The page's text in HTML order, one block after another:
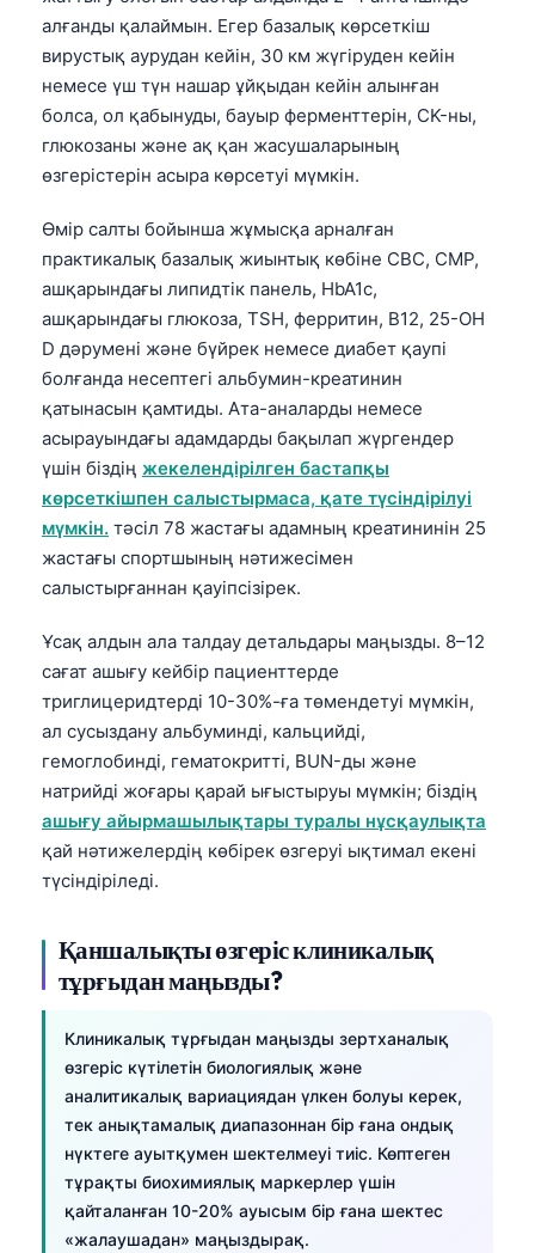
алғанды қалаймын. Егер базалық көрсеткіш
вирустық аурудан кейін, 30 км жүгіруден кейін
немесе үш түн нашар ұйқыдан кейін алынған
болса, ол қабынуды, бауыр ферменттерін, CK-ны,
глюкозаны және ақ қан жасушаларының
өзгерістерін асыра көрсетуі мүмкін.
Өмір салты бойынша жұмысқа арналған
практикалық базалық жиынтық көбіне CBC, CMP,
ашқарындағы липидтік панель, HbA1c,
ашқарындағы глюкоза, TSH, ферритин, B12, 25-OH
D дәрумені және бүйрек немесе диабет қаупі
болғанда несептегі альбумин-креатинин
қатынасын қамтиды. Ата-аналарды немесе
асырауындағы адамдарды бақылап жүргендер
үшін біздің жекелендірілген бастапқы
көрсеткішпен салыстырмаса, қате түсіндірілуі
мүмкін. тәсіл 78 жастағы адамның креатининін 25
жастағы спортшының нәтижесімен
салыстырғаннан қауіпсізірек.
Ұсақ алдын ала талдау детальдары маңызды. 8–12
сағат ашығу кейбір пациенттерде
триглицеридтерді 10-30%-ға төмендетуі мүмкін,
ал сусыздану альбуминді, кальцийді,
гемоглобинді, гематокритті, BUN-ды және
натрийді жоғары қарай ығыстыруы мүмкін; біздің
ашығу айырмашылықтары туралы нұсқаулықта
қай нәтижелердің көбірек өзгеруі ықтимал екені
түсіндіріледі.
Қаншалықты өзгеріс клиникалық
тұрғыдан маңызды?
Клиникалық тұрғыдан маңызды зертханалық
өзгеріс күтілетін биологиялық және
аналитикалық вариациядан үлкен болуы керек,
тек анықтамалық диапазоннан бір ғана ондық
нүктеге ауытқумен шектелмеуі тиіс. Көптеген
тұрақты биохимиялық маркерлер үшін
қайталанған 10-20% ауысым бір ғана шектес
«жалаушадан» маңыздырақ.